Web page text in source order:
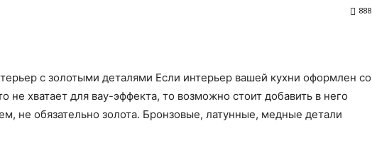
888
с золотыми деталями Если интерьер вашей кухни оформлен со
не хватает для вау-эффекта, то возможно стоит добавить в него
не обязательно золота. Бронзовые, латунные, медные детали